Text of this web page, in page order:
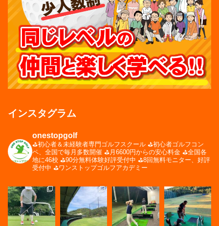
インスタグラム
onestopgolf
⛳️初心者＆未経験者専門ゴルフスクール ⛳️初心者ゴルフコン
ペ、全国で毎月多数開催 ⛳️月6600円からの安心料金 ⛳️全国各
地に46校 ⛳️90分無料体験好評受付中 ⛳️8回無料モニター、好評
受付中 ⛳️ワンストップゴルフアカデミー